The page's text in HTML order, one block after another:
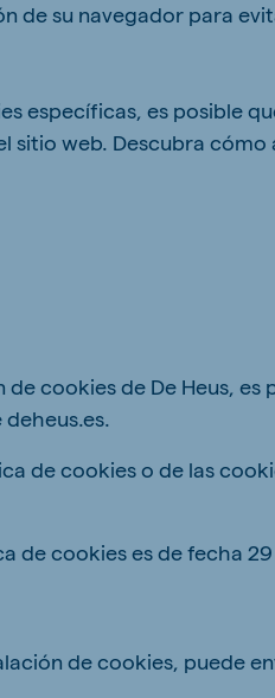
de su navegador para
específicas, es posible
sitio web. Descubra
cookies de De Heus,
de cookies o de las
de cookies es de fecha 29
de cookies, puede